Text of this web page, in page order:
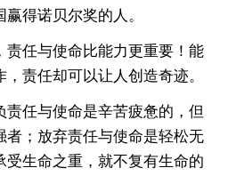
得诺贝尔奖的人。
任与使命比能力更重要！能
责任却可以让人创造奇迹。
任与使命是辛苦疲惫的，但
者；放弃责任与使命是轻松无
受生命之重，就不复有生命的